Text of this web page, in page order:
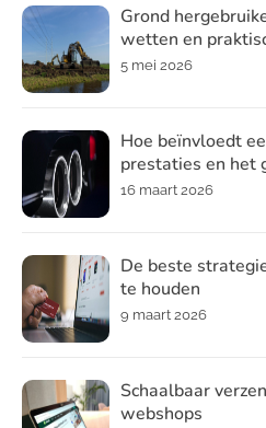
Grond
wetten en
5 mei 2026
Hoe beïnvloedt
prestaties en het
16 maart 2026
De beste
te houden
9 maart 2026
Schaalbaar
webshops